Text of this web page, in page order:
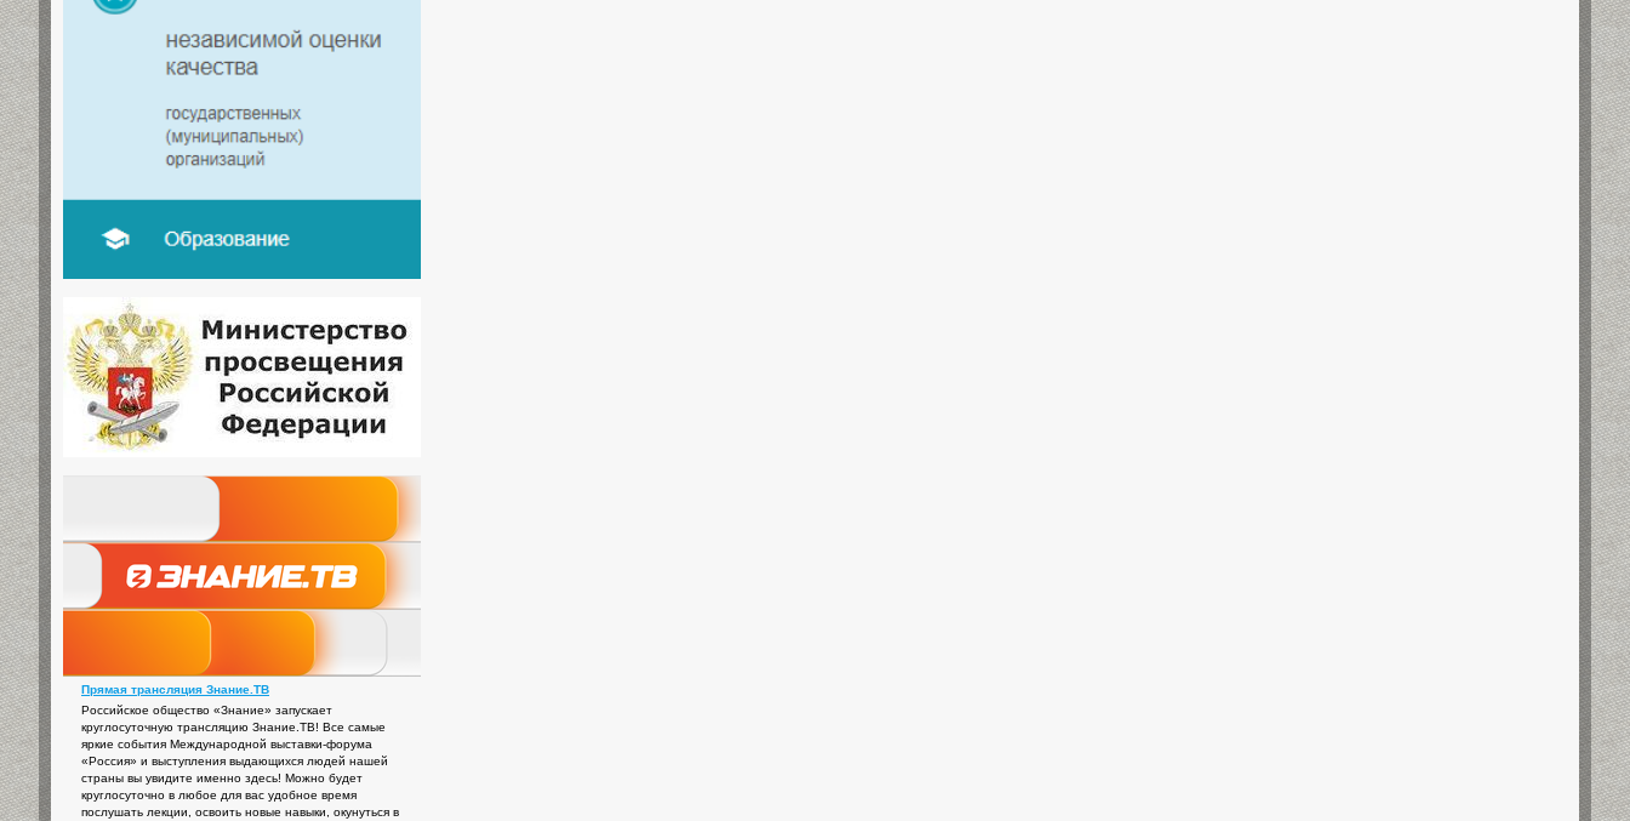
Прямая трансляция Знание.ТВ
Российское общество «Знание» запускает
круглосуточную трансляцию Знание.ТВ! Все самые
яркие события Международной выставки-форума
«Россия» и выступления выдающихся людей нашей
страны вы увидите именно здесь! Можно будет
круглосуточно в любое для вас удобное время
послушать лекции, освоить новые навыки, окунуться в